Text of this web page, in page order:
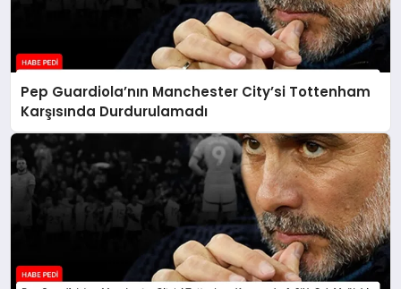
Pep Guardiola’nın Manchester City’si Tottenham
Karşısında Durdurulamadı